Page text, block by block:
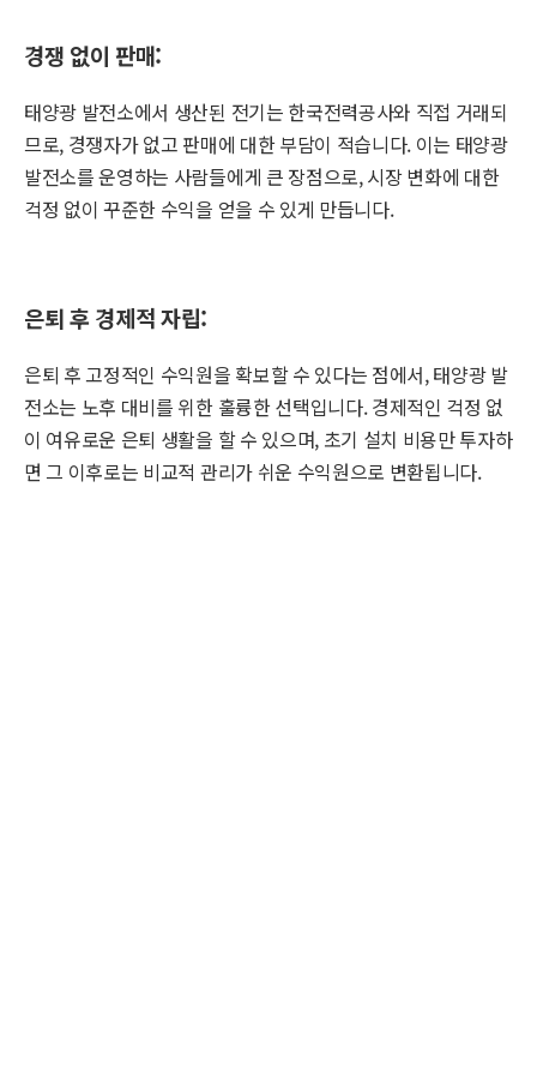
경쟁 없이 판매:
태양광 발전소에서 생산된 전기는 한국전력공사와 직접 거래되
므로, 경쟁자가 없고 판매에 대한 부담이 적습니다. 이는 태양광
발전소를 운영하는 사람들에게 큰 장점으로, 시장 변화에 대한
걱정 없이 꾸준한 수익을 얻을 수 있게 만듭니다.
은퇴 후 경제적 자립:
은퇴 후 고정적인 수익원을 확보할 수 있다는 점에서, 태양광 발
전소는 노후 대비를 위한 훌륭한 선택입니다. 경제적인 걱정 없
이 여유로운 은퇴 생활을 할 수 있으며, 초기 설치 비용만 투자하
면 그 이후로는 비교적 관리가 쉬운 수익원으로 변환됩니다.